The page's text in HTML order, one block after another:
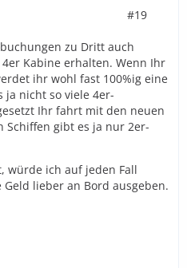
#19
zu Dritt auch
Kabine erhalten. Wenn Ihr
ihr wohl fast 100%ig eine
ja nicht so viele 4er-
Ihr fahrt mit den neuen
Schiffen gibt es ja nur 2er-
würde ich auf jeden Fall
lieber an Bord ausgeben.